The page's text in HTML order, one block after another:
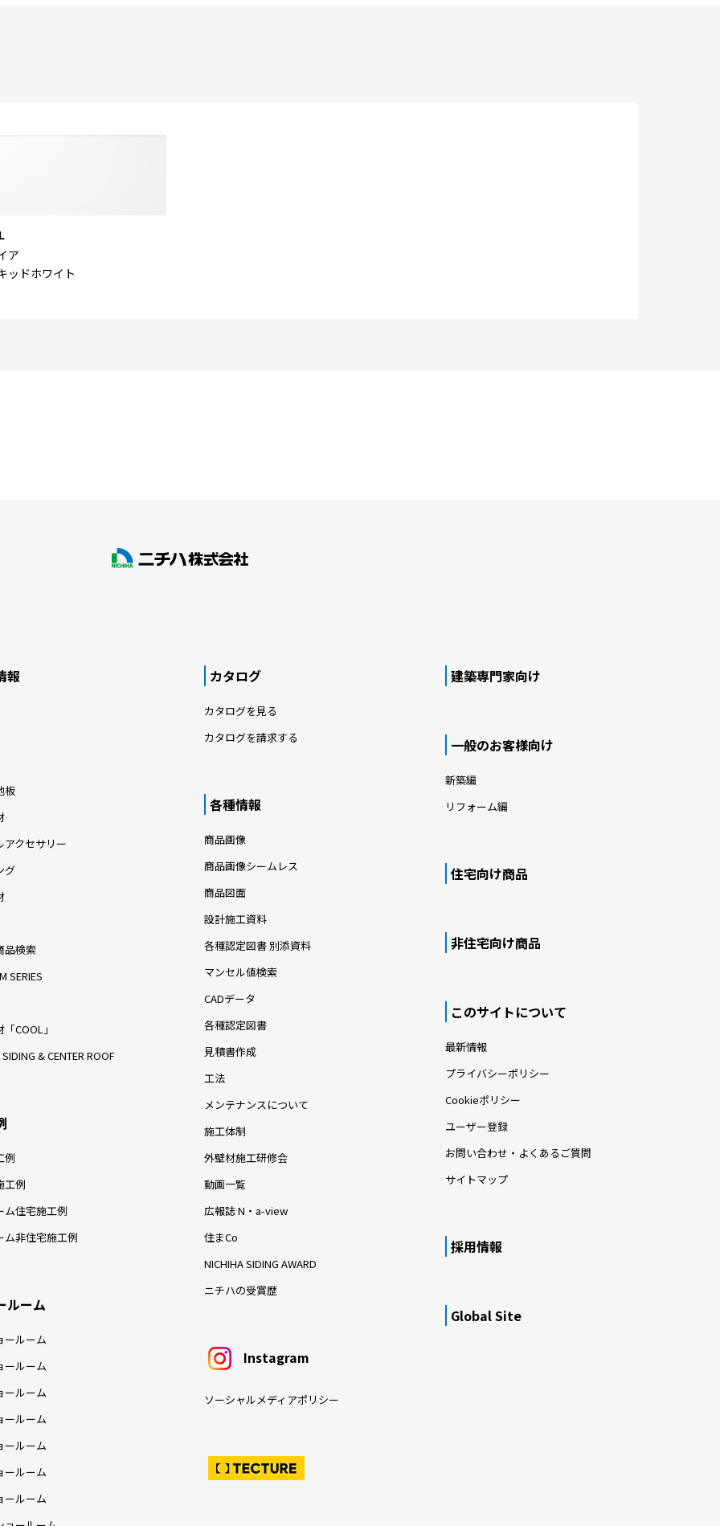
ア
ッドホワイト
報
板
アクセサリー
グ
品検索
SERIES
COOL」
SIDING & CENTER ROOF
例
工例
ム住宅施工例
ム非住宅施工例
ルーム
ールーム
ールーム
ールーム
ールーム
ールーム
ールーム
ールーム
カタログ
カタログを見る
カタログを請求する
各種情報
商品画像
商品画像シームレス
商品図面
設計施工資料
各種認定図書 別添資料
マンセル値検索
CADデータ
各種認定図書
見積書作成
工法
メンテナンスについて
施工体制
外壁材施工研修会
動画一覧
広報誌 N・a-view
住まCo
NICHIHA SIDING AWARD
ニチハの受賞歴
Instagram
ソーシャルメディアポリシー
建築専門家向け
一般のお客様向け
新築編
リフォーム編
住宅向け商品
非住宅向け商品
このサイトについて
最新情報
プライバシーポリシー
Cookieポリシー
ユーザー登録
お問い合わせ・よくあるご質問
サイトマップ
採用情報
Global Site